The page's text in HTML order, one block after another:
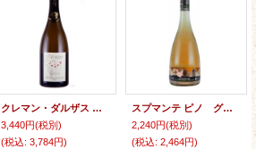
クレマン・ダルザス ブリュット ソレラNV マルク・テンペ (白泡)
3,440円(税別)
(税込: 3,784円)
スプマンテ ピノ グリージョ 2023 ファビュラス (オレンジ：泡)
2,240円(税別)
(税込: 2,464円)